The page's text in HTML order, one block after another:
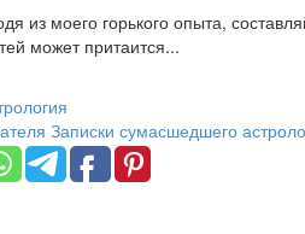
из моего горького опыта,
может притаится...
Записки сумасшедшего